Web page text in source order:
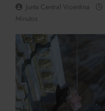
Junta Central Vicentina
Minutos